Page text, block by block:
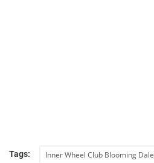
Tags: Inner Wheel Club Blooming Dale